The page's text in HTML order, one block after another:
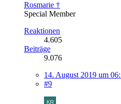
Rosmarie †
Special Member
Reaktionen
4.605
Beiträge
9.076
14. August 2019 um
#9